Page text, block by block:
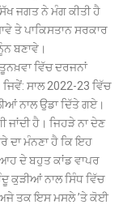
ਜਗਤ ਨੇ ਮੰਗ ਕੀਤੀ ਹੈ
ਤੇ ਪਾਕਿਸਤਾਨ ਸਰਕਾਰ
ਬਣਾਵੇ।
ਵਿੱਚ ਦਰਜਨਾਂ
ਜਿਵੇਂ: ਸਾਲ 2022-23 ਵਿੱਚ
ਨਾਲ ਉਡਾ ਦਿੱਤੇ ਗਏ।
ਜਾਂਦੀ ਹੈ। ਜਿਹੜੇ ਨਾ ਦੇਣ
ਦਾ ਮੰਨਣਾ ਹੈ ਕਿ ਇਹ
ਦੇ ਬਹੁਤ ਕਾਂਡ ਵਾਪਰ
ਕੁੜੀਆਂ ਨਾਲ ਸਿੰਧ ਵਿੱਚ
ਅਜੇ ਤਕ ਇਸ ਮਸਲੇ ’ਤੇ ਕੋਈ